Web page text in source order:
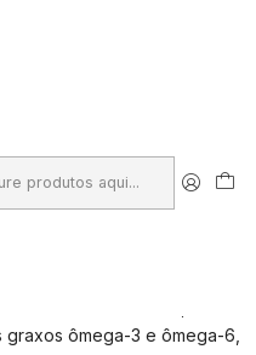
A 100€ EM RAÇÃO
| SportKane Loja Online
para ajudar a promover
ômega-3 e ômega-6,